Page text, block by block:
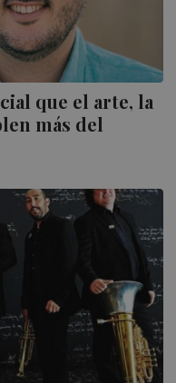
que el arte, la
más del